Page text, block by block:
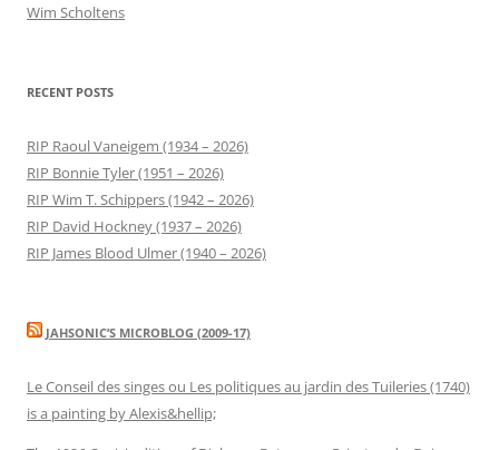
Wim Scholtens
RECENT POSTS
RIP Raoul Vaneigem (1934 – 2026)
RIP Bonnie Tyler (1951 – 2026)
RIP Wim T. Schippers (1942 – 2026)
RIP David Hockney (1937 – 2026)
RIP James Blood Ulmer (1940 – 2026)
JAHSONIC’S MICROBLOG (2009-17)
Le Conseil des singes ou Les politiques au jardin des Tuileries (1740)
is a painting by Alexis&hellip;